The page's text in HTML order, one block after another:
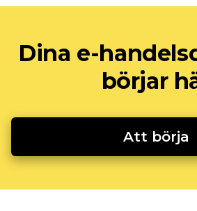
Dina e-
börjar
Att börja